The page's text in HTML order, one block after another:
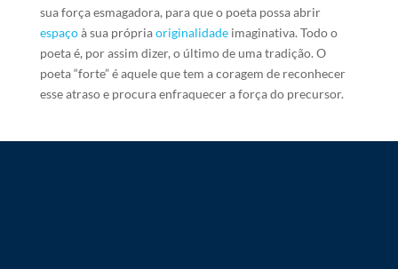
sua força esmagadora, para que o poeta possa abrir
espaçoà sua própriaoriginalidadeimaginativa. Todo o
poeta é, por assim dizer, o último de uma tradição. O
poeta “forte” é aquele que tem a coragem de reconhecer
esse atraso e procura enfraquecer a força do precursor.